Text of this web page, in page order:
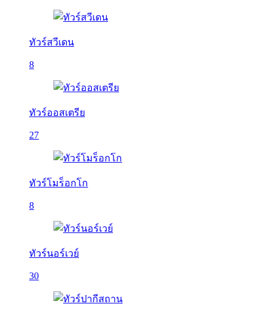
ทัวร์สวีเดน
8
ทัวร์ออสเตรีย
27
ทัวร์โมร็อกโก
8
ทัวร์นอร์เวย์
30